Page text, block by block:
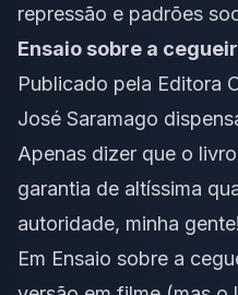
repressão e padrões
Ensaio sobre a
Publicado pela Editora
José Saramago
Apenas dizer que o
garantia de altíssima
autoridade, minha gente!
Em Ensaio sobre a